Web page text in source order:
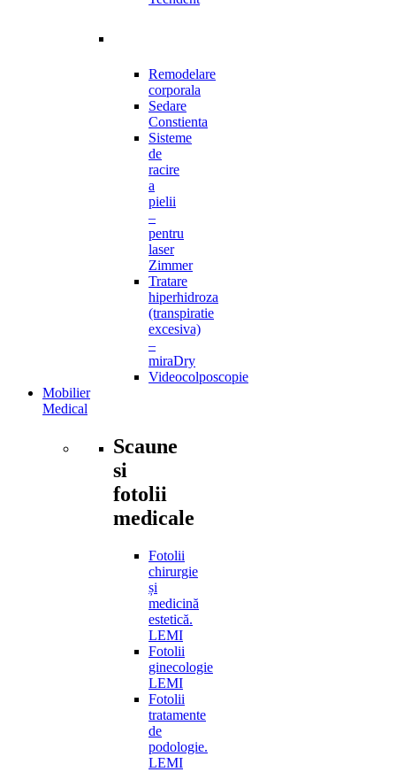
Remodelare
corporala
Sedare
Constienta
Sisteme
de
racire
a
pielii
–
pentru
laser
Zimmer
Tratare
hiperhidroza
(transpiratie
excesiva)
–
miraDry
Videocolposcopie
Mobilier
Medical
Scaune
si
fotolii
medicale
Fotolii
chirurgie
și
medicină
estetică.
LEMI
Fotolii
ginecologie
LEMI
Fotolii
tratamente
de
podologie.
LEMI